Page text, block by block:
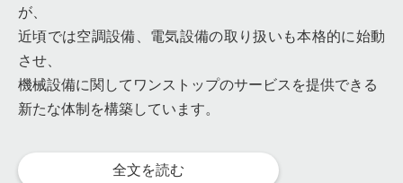
が、
近頃では空調設備、電気設備の取り扱いも本格的に始動
させ、
機械設備に関してワンストップのサービスを提供できる
新たな体制を構築しています。
全文を読む